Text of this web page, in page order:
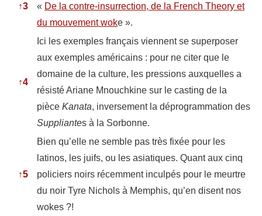
↑3
« De la contre-insurrection, de la French Theory et
du mouvement woke ».
↑4
Ici les exemples français viennent se superposer
aux exemples américains : pour ne citer que le
domaine de la culture, les pressions auxquelles a
résisté Ariane Mnouchkine sur le casting de la
pièce Kanata, inversement la déprogrammation des
Suppliantes à la Sorbonne.
↑5
Bien qu’elle ne semble pas très fixée pour les
latinos, les juifs, ou les asiatiques. Quant aux cinq
policiers noirs récemment inculpés pour le meurtre
du noir Tyre Nichols à Memphis, qu’en disent nos
wokes ?!